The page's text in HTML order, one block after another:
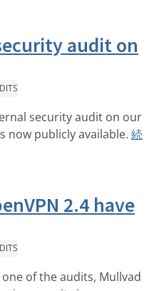
audit on
security audit on our
now publicly available. 続
2.4 have
of the audits, Mullvad